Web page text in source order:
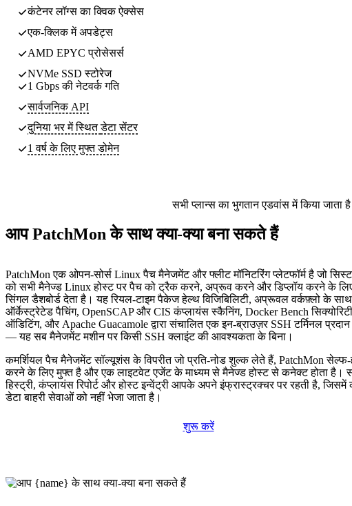
कंटेनर लॉग्स का क्विक ऐक्सेस
एक-क्लिक में अपडेट्स
AMD EPYC प्रोसेसर्स
NVMe SSD स्टोरेज
1 Gbps की नेटवर्क गति
सार्वजनिक API
दुनिया भर में स्थितडेटा सेंटर
1 वर्ष के लिए मुफ्त डोमेन
सभी प्लान्स का भुगतान एडवांस में किया जाता
आप PatchMon के साथ क्या-क्या बना सकते हैं
PatchMon एक ओपन-सोर्स Linux पैच मैनेजमेंट और फ्लीट मॉनिटरिंग प्लेटफॉर्म है जो
को सभी मैनेज्ड Linux होस्ट पर पैच को ट्रैक करने, अप्रूव करने और डिप्लॉय करने के
सिंगल डैशबोर्ड देता है। यह रियल-टाइम पैकेज हेल्थ विजिबिलिटी, अप्रूवल वर्कफ़्लो के साथ
ऑर्केस्ट्रेटेड पैचिंग, OpenSCAP और CIS कंप्लायंस स्कैनिंग, Docker Bench सिक्योरिटी
ऑडिटिंग, और Apache Guacamole द्वारा संचालित एक इन-ब्राउज़र SSH टर्मिनल
— यह सब मैनेजमेंट मशीन पर किसी SSH क्लाइंट की आवश्यकता के बिना।
कमर्शियल पैच मैनेजमेंट सॉल्यूशंस के विपरीत जो प्रति-नोड शुल्क लेते हैं, PatchMon सेल्फ-
करने के लिए मुफ्त है और एक लाइटवेट एजेंट के माध्यम से मैनेज्ड होस्ट से कनेक्ट होता है।
हिस्ट्री, कंप्लायंस रिपोर्ट और होस्ट इन्वेंट्री आपके अपने इंफ्रास्ट्रक्चर पर रहती है, जिसमें
डेटा बाहरी सेवाओं को नहीं भेजा जाता है।
शुरू करें